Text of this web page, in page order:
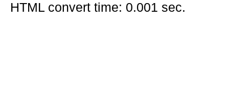
HTML convert time: 0.001 sec.